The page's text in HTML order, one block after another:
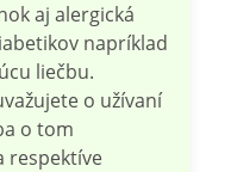
aj alergická
napríklad
liečbu.
o užívaní
o tom
respektíve